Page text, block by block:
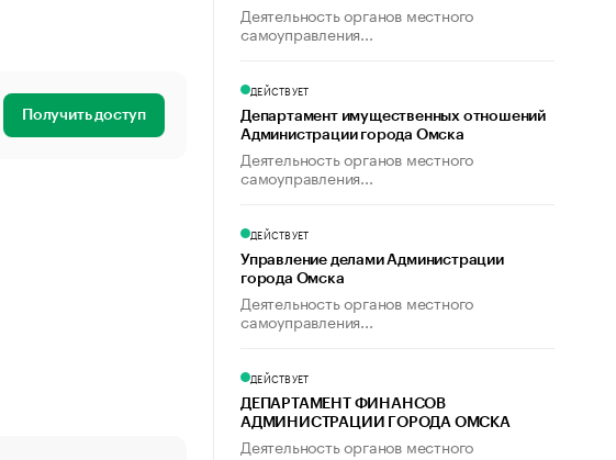
Получить доступ
Деятельность органов местного
самоуправления...
ДЕЙСТВУЕТ
Департамент имущественных отношений
Администрации города Омска
Деятельность органов местного
самоуправления...
ДЕЙСТВУЕТ
Управление делами Администрации
города Омска
Деятельность органов местного
самоуправления...
ДЕЙСТВУЕТ
ДЕПАРТАМЕНТ ФИНАНСОВ
АДМИНИСТРАЦИИ ГОРОДА ОМСКА
Деятельность органов местного